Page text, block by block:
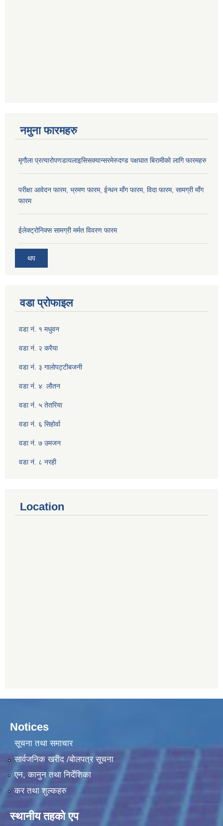
नमुना फारमहरु
मृगौला प्रत्यारोपणडायलाइसिसक्यान्सरमेरुदण्ड पक्षघात बिरामीको लागि फारमहरु
परीक्षा आवेदन फारम, भ्रमण फारम, ईन्धन माँग फारम, विदा फारम, सामग्री माँग
फारम
ईलेक्ट्रोनिक्स सामग्री मर्मत विवरण फारम
थप
वडा प्रोफाइल
वडा नं. १ मधुवन
वडा नं. २ करैया
वडा नं. ३ गालाेपट्टीबजनी
वडा नंं. ४ लाैतन
वडा नंं. ५ तेतरिया
वडा नं. ६ सिहाेर्वा
वडा नं. ७ उमजन
वडा नं. ८ नरही
Location
Notices
सूचना तथा समाचार
सार्वजनिक खरीद /बोलपत्र सूचना
एन, कानुन तथा निर्देशिका
कर तथा शुल्कहरु
स्थानीय तहको एप